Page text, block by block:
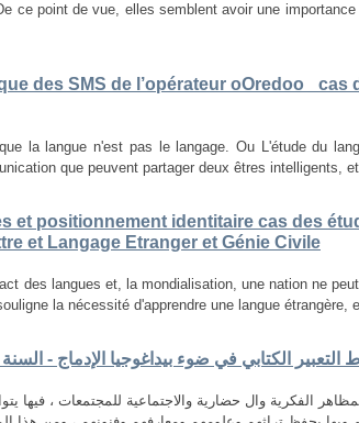
ce point de vue, elles semblent avoir une
des SMS de l’opérateur oOredoo
la langue n'est pas le langage. Ou L'étude du
que peuvent partager deux êtres intelligents,
et positionnement identitaire cas des
et Langage Etranger et Génie Civile
des langues et, la mondialisation, une nation ne
la nécessité d'apprendre une langue étrangère,
التعبیر الكتابي في ضوء بیداغوجیا الإدماج -
الفكرية وال حضارية والاجتماعية للمجتمعات ، فيها